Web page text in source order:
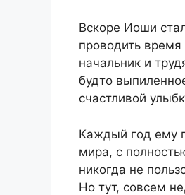
Вскоре Иоши
проводить
начальник и
будто
счастливой
Каждый год ему
мира, с
никогда не
Но тут, совсем